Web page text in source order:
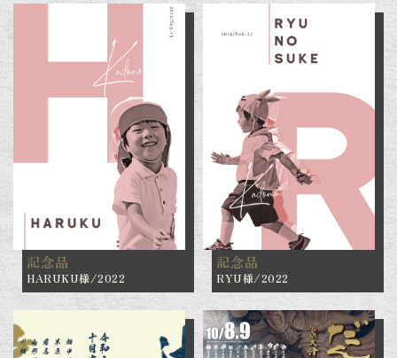
記念品
HARUKU様/2022
記念品
RYU様/2022